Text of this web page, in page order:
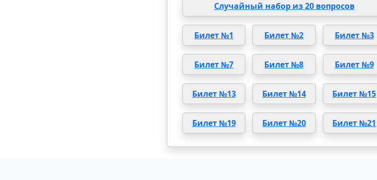
Случайный набор из 20 вопросов
Билет №1 Билет №2 Билет №3
Билет №7 Билет №8 Билет №9
Билет №13 Билет №14 Билет №15
Билет №19 Билет №20 Билет №21